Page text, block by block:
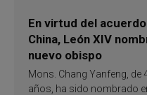
En virtud del
China, León XIV
nuevo obispo
Mons. Chang Yanfeng, de
años, ha sido nombrado